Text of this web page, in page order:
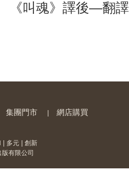
《叫魂》譯後—翻
集團門市 網店購買
| 多元 | 創新
有限公司